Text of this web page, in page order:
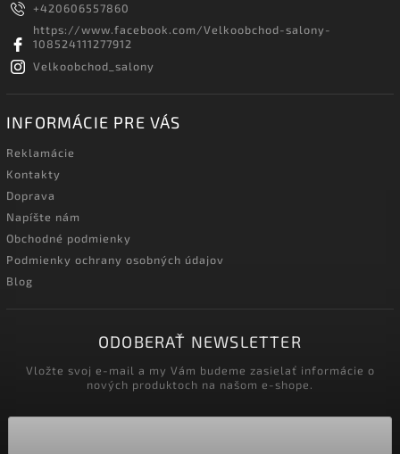
+420606557860
https://www.facebook.com/Velkoobchod-salony-
108524111277912
Velkoobchod_salony
INFORMÁCIE PRE VÁS
Reklamácie
Kontakty
Doprava
Napíšte nám
Obchodné podmienky
Podmienky ochrany osobných údajov
Blog
ODOBERAŤ NEWSLETTER
Vložte svoj e-mail a my Vám budeme zasielať informácie o
nových produktoch na našom e-shope.